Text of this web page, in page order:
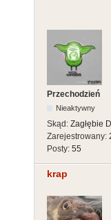
Przechodzień
Nieaktywny
Skąd: Zagłębie
Zarejestrowany:
Posty: 55
krap